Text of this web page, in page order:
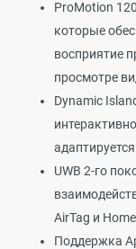
ProMotion
которые
восприятие
просмотре
Dynamic
UWB 2-го
AirTag и
Поддержка